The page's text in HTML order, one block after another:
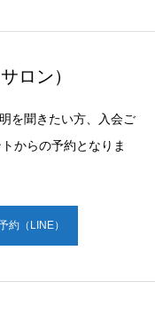
ロン）
を聞きたい方、入会ご
からの予約となりま
約（LINE）